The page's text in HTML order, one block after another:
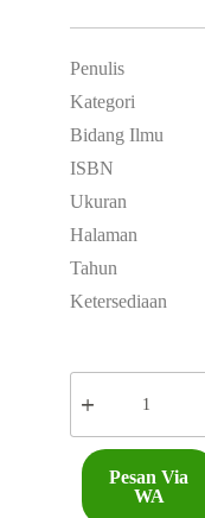
Penulis
Kategori
Bidang Ilmu
ISBN
Ukuran
Halaman
Tahun
Ketersediaan
Pesan Via
WA